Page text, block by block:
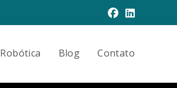
Robótica Blog Contato